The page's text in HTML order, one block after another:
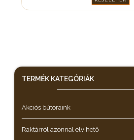
TERMÉK KATEGÓRIÁK
Akciós bútoraink
Raktárról azonnal elvihető